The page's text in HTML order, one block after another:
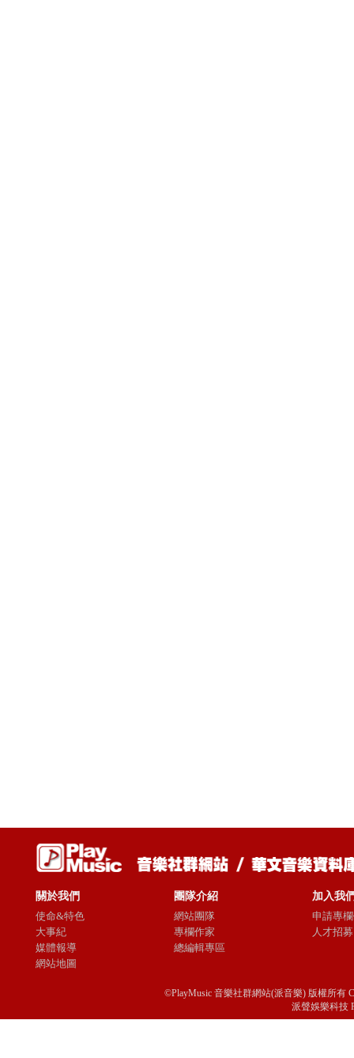
關於我們
使命&特色
大事紀
媒體報導
網站地圖
團隊介紹
網站團隊
專欄作家
總編輯專區
加入我
申請專
人才招募
©PlayMusic 音樂社群網站(派音樂) 版權所有
派聲娛樂科技